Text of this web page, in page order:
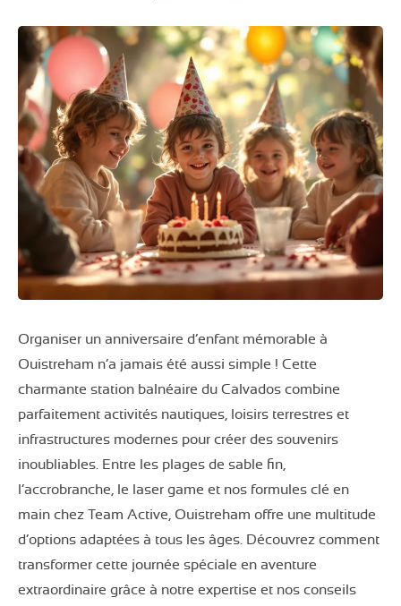
Organiser un anniversaire d’enfant mémorable à
Ouistreham n’a jamais été aussi simple ! Cette
charmante station balnéaire du Calvados combine
parfaitement activités nautiques, loisirs terrestres et
infrastructures modernes pour créer des souvenirs
inoubliables. Entre les plages de sable fin,
l’accrobranche, le laser game et nos formules clé en
main chez Team Active, Ouistreham offre une multitude
d’options adaptées à tous les âges. Découvrez comment
transformer cette journée spéciale en aventure
extraordinaire grâce à notre expertise et nos conseils